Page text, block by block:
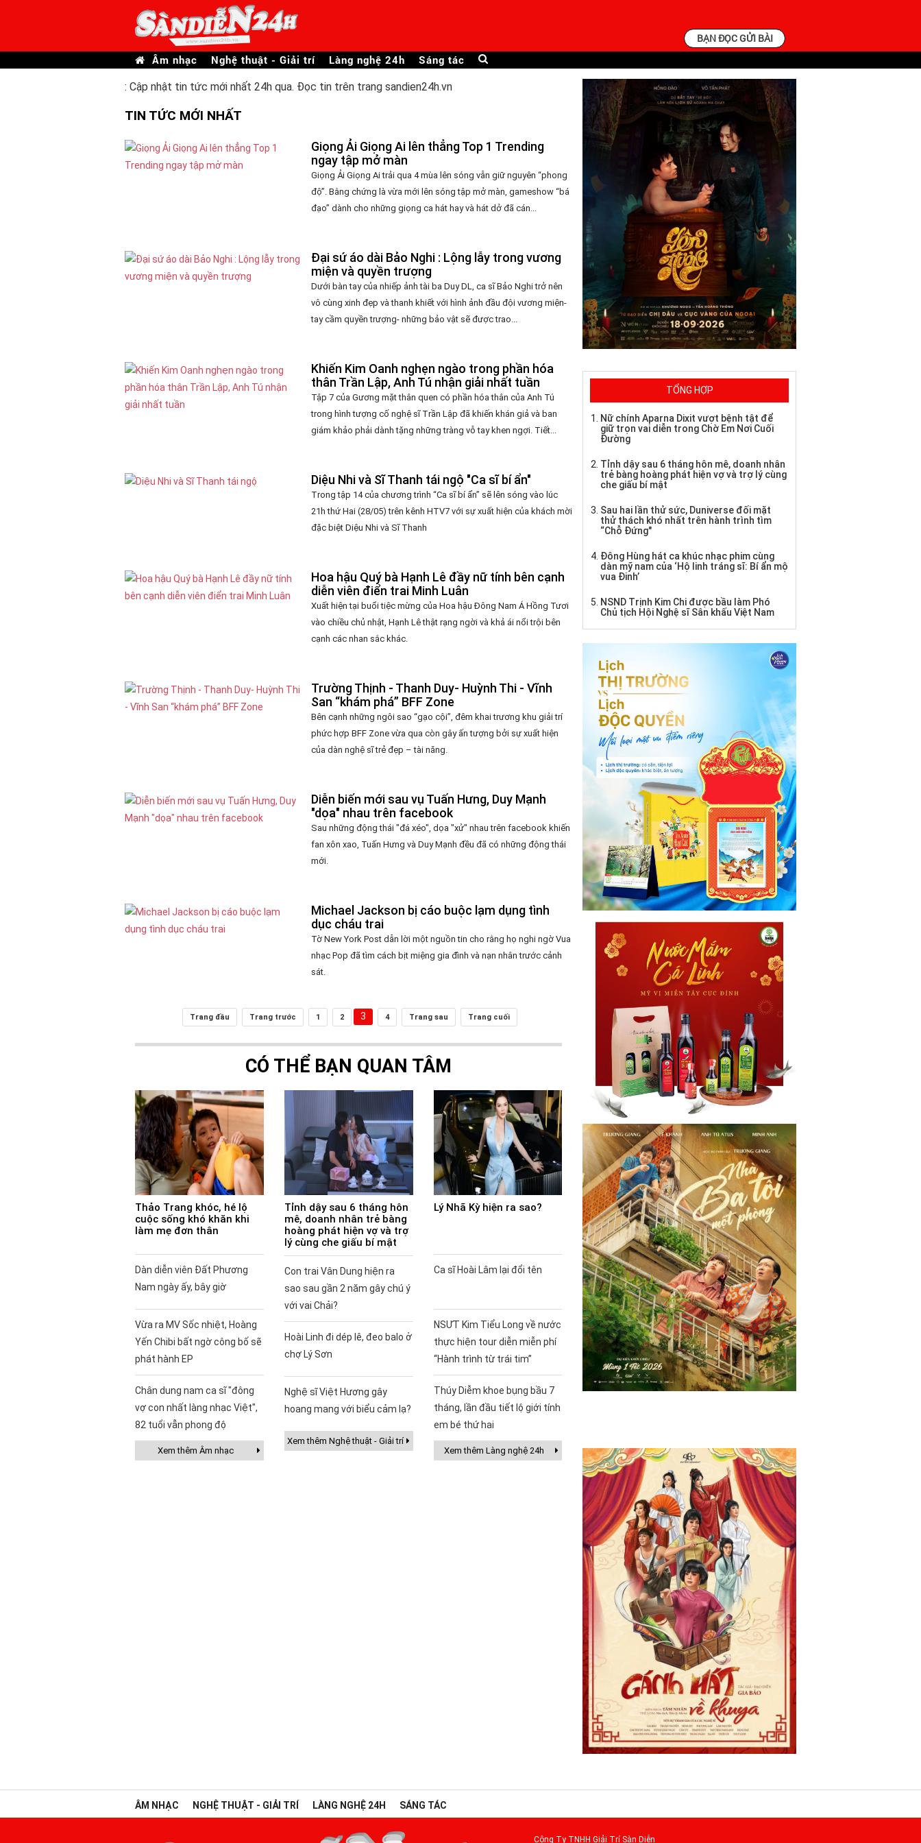
BẠN ĐỌC GỬI BÀI
Âm nhạc Nghệ thuật - Giải trí Làng nghệ 24h Sáng tác
: Cập nhật tin tức mới nhất 24h qua. Đọc tin trên trang sandien24h.vn
TIN TỨC MỚI NHẤT
Giọng Ải Giọng Ai lên thẳng Top 1 Trending
ngay tập mở màn
Giọng Ải Giọng Ai trải qua 4 mùa lên sóng vẫn giữ nguyên “phong
độ”. Bằng chứng là vừa mới lên sóng tập mở màn, gameshow “bá
đạo” dành cho những giọng ca hát hay và hát dở đã cán...
Đại sứ áo dài Bảo Nghi : Lộng lẫy trong vương
miện và quyền trượng
Dưới bàn tay của nhiếp ảnh tài ba Duy DL, ca sĩ Bảo Nghi trở nên
vô cùng xinh đẹp và thanh khiết với hình ảnh đầu đội vương miện-
tay cầm quyền trượng- những bảo vật sẽ được trao...
Khiến Kim Oanh nghẹn ngào trong phần hóa
thân Trần Lập, Anh Tú nhận giải nhất tuần
Tập 7 của Gương mặt thân quen có phần hóa thân của Anh Tú
trong hình tượng cố nghệ sĩ Trần Lập đã khiến khán giả và ban
giám khảo phải dành tặng những tràng vỗ tay khen ngợi. Tiết...
Diệu Nhi và Sĩ Thanh tái ngộ "Ca sĩ bí ẩn"
Trong tập 14 của chương trình “Ca sĩ bí ẩn” sẽ lên sóng vào lúc
21h thứ Hai (28/05) trên kênh HTV7 với sự xuất hiện của khách mời
đặc biệt Diệu Nhi và Sĩ Thanh
Hoa hậu Quý bà Hạnh Lê đầy nữ tính bên cạnh
diễn viên điển trai Minh Luân
Xuất hiện tại buổi tiệc mừng của Hoa hậu Đông Nam Á Hồng Tươi
vào chiều chủ nhật, Hạnh Lê thật rạng ngời và khả ái nổi trội bên
cạnh các nhan sắc khác.
Trường Thịnh - Thanh Duy- Huỳnh Thi - Vĩnh
San “khám phá” BFF Zone
Bên cạnh những ngôi sao “gạo cội”, đêm khai trương khu giải trí
phức hợp BFF Zone vừa qua còn gây ấn tượng bởi sự xuất hiện
của dàn nghệ sĩ trẻ đẹp – tài năng.
Diễn biến mới sau vụ Tuấn Hưng, Duy Mạnh
"dọa" nhau trên facebook
Sau những động thái "đá xéo", dọa "xử" nhau trên facebook khiến
fan xôn xao, Tuấn Hưng và Duy Mạnh đều đã có những động thái
mới.
Michael Jackson bị cáo buộc lạm dụng tình
dục cháu trai
Tờ New York Post dẫn lời một nguồn tin cho rằng họ nghi ngờ Vua
nhạc Pop đã tìm cách bịt miệng gia đình và nạn nhân trước cảnh
sát.
Trang đầu Trang trước 1 2 3 4 Trang sau Trang cuối
CÓ THỂ BẠN QUAN TÂM
Thảo Trang khóc, hé lộ
cuộc sống khó khăn khi
làm mẹ đơn thân
Dàn diễn viên Đất Phương
Nam ngày ấy, bây giờ
Vừa ra MV Sốc nhiệt, Hoàng
Yến Chibi bất ngờ công bố sẽ
phát hành EP
Chân dung nam ca sĩ "đông
vợ con nhất làng nhạc Việt",
82 tuổi vẫn phong độ
Xem thêm Âm nhạc
Tỉnh dậy sau 6 tháng hôn
mê, doanh nhân trẻ bàng
hoàng phát hiện vợ và trợ
lý cùng che giấu bí mật
Con trai Vân Dung hiện ra
sao sau gần 2 năm gây chú ý
với vai Chải?
Hoài Linh đi dép lê, đeo balo ở
chợ Lý Sơn
Nghệ sĩ Việt Hương gây
hoang mang với biểu cảm lạ?
Xem thêm Nghệ thuật - Giải trí
Lý Nhã Kỳ hiện ra sao?
Ca sĩ Hoài Lâm lại đổi tên
NSƯT Kim Tiểu Long về nước
thực hiện tour diễn miễn phí
“Hành trình từ trái tim”
Thúy Diễm khoe bụng bầu 7
tháng, lần đầu tiết lộ giới tính
em bé thứ hai
Xem thêm Làng nghệ 24h
TỔNG HỢP
Nữ chính Aparna Dixit vượt bệnh tật để
giữ trọn vai diễn trong Chờ Em Nơi Cuối
Đường
Tỉnh dậy sau 6 tháng hôn mê, doanh nhân
trẻ bàng hoàng phát hiện vợ và trợ lý cùng
che giấu bí mật
Sau hai lần thử sức, Duniverse đối mặt
thử thách khó nhất trên hành trình tìm
“Chỗ Đứng"
Đông Hùng hát ca khúc nhạc phim cùng
dàn mỹ nam của ‘Hộ linh tráng sĩ: Bí ẩn mộ
vua Đinh’
NSND Trịnh Kim Chi được bầu làm Phó
Chủ tịch Hội Nghệ sĩ Sân khấu Việt Nam
ÂM NHẠC NGHỆ THUẬT - GIẢI TRÍ LÀNG NGHỆ 24H SÁNG TÁC
Công Ty TNHH Giải Trí Sàn Diễn